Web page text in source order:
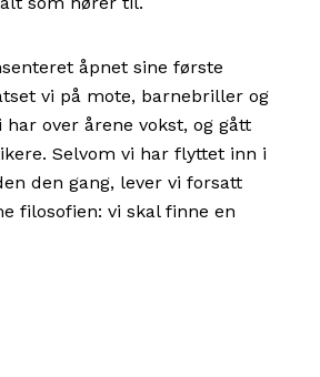
åpnet sine første
vi på mote, barnebriller og
har over årene vokst, og gått
Selvom vi har flyttet inn i
den gang, lever vi forsatt
filosofien: vi skal finne en